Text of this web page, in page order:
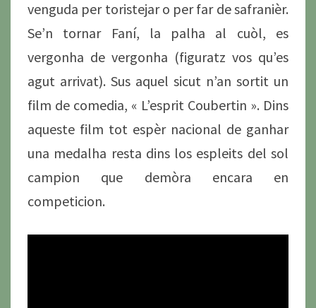
venguda per toristejar o per far de safranièr.
Se’n tornar Faní, la palha al cuòl, es
vergonha de vergonha (figuratz vos qu’es
agut arrivat). Sus aquel sicut n’an sortit un
film de comedia, « L’esprit Coubertin ». Dins
aqueste film tot espèr nacional de ganhar
una medalha resta dins los espleits del sol
campion que demòra encara en
competicion.